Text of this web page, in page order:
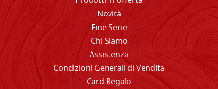
Novità
Fine Serie
Chi Siamo
Assistenza
Condizioni Generali di Vendita
Card Regalo